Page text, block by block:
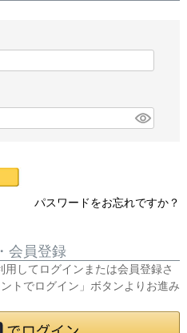
パスワードをお忘れですか？
会員登録
してログインまたは会員登録さ
トでログイン」ボタンよりお進み